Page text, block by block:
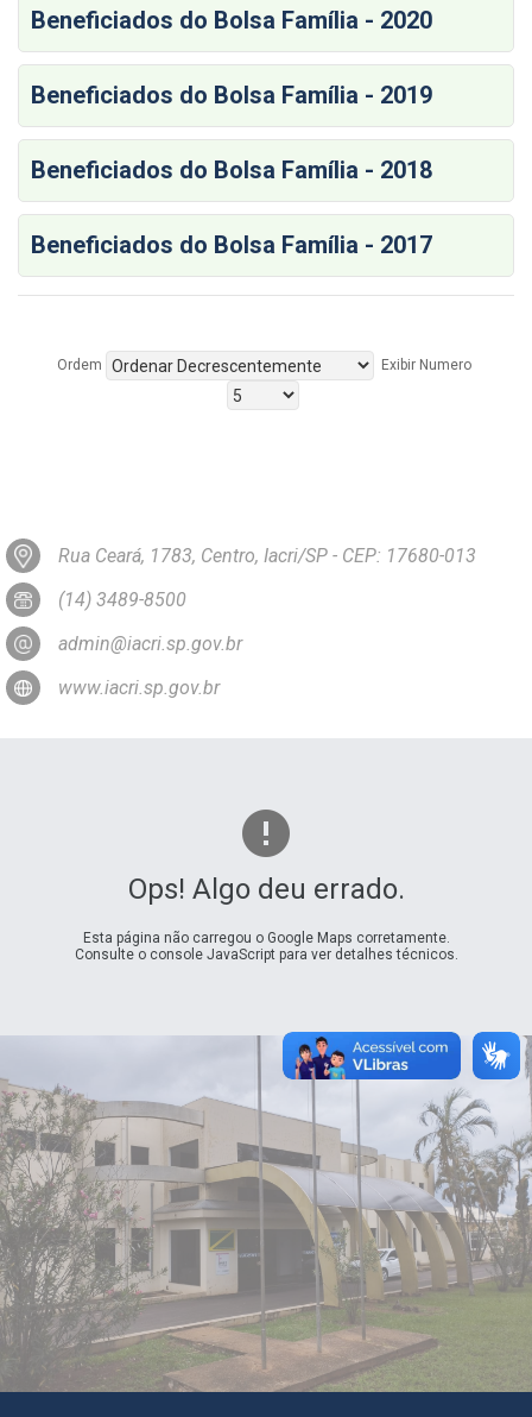
Beneficiados do Bolsa Família - 2020
Beneficiados do Bolsa Família - 2019
Beneficiados do Bolsa Família - 2018
Beneficiados do Bolsa Família - 2017
Ordem Exibir Numero
Rua Ceará, 1783, Centro, Iacri/SP - CEP: 17680-013
(14) 3489-8500
admin@iacri.sp.gov.br
www.iacri.sp.gov.br
Ops! Algo deu errado.
Esta página não carregou o Google Maps corretamente.
Consulte o console JavaScript para ver detalhes técnicos.